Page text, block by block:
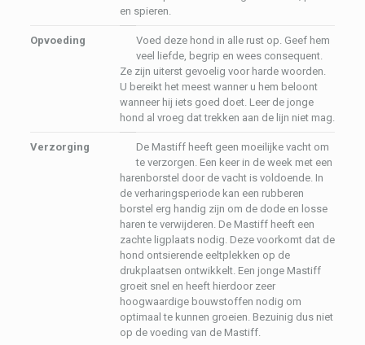
en spieren.
Opvoeding
Voed deze hond in alle rust op. Geef hem
veel liefde, begrip en wees consequent.
Ze zijn uiterst gevoelig voor harde woorden.
U bereikt het meest wanner u hem beloont
wanneer hij iets goed doet. Leer de jonge
hond al vroeg dat trekken aan de lijn niet mag.
Verzorging
De Mastiff heeft geen moeilijke vacht om
te verzorgen. Een keer in de week met een
harenborstel door de vacht is voldoende. In
de verharingsperiode kan een rubberen
borstel erg handig zijn om de dode en losse
haren te verwijderen. De Mastiff heeft een
zachte ligplaats nodig. Deze voorkomt dat de
hond ontsierende eeltplekken op de
drukplaatsen ontwikkelt. Een jonge Mastiff
groeit snel en heeft hierdoor zeer
hoogwaardige bouwstoffen nodig om
optimaal te kunnen groeien. Bezuinig dus niet
op de voeding van de Mastiff.